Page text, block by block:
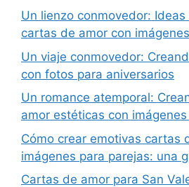
Un lienzo conmovedor:
cartas de amor con imágenes
Un viaje conmovedor:
con fotos para aniversarios
Un romance atemporal:
amor estéticas con
Cómo crear emotivas cartas
imágenes para parejas: una
Cartas de amor para San